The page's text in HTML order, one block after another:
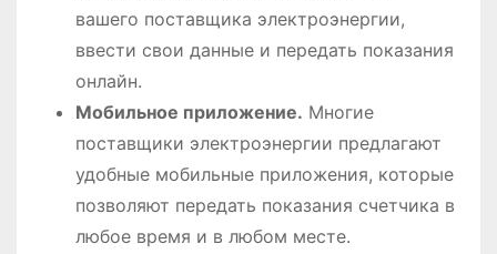
вашего поставщика электроэнергии,
ввести свои данные и передать показания
онлайн.
Мобильное приложение. Многие
поставщики электроэнергии предлагают
удобные мобильные приложения, которые
позволяют передать показания счетчика в
любое время и в любом месте.